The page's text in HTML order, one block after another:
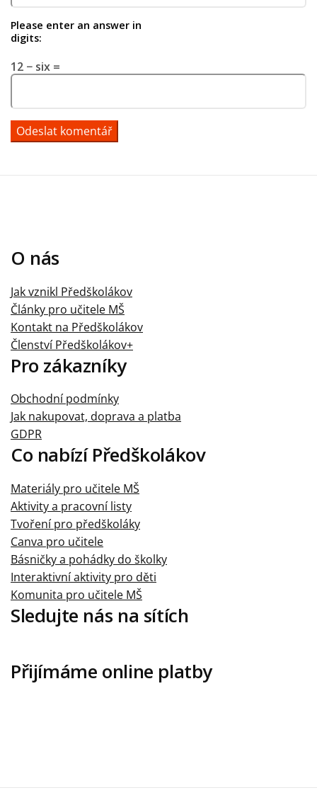
Please enter an answer in
digits:
12 − six =
O nás
Jak vznikl Předškolákov
Články pro učitele MŠ
Kontakt na Předškolákov
Členství Předškolákov+
Pro zákazníky
Obchodní podmínky
Jak nakupovat, doprava a platba
GDPR
Co nabízí Předškolákov
Materiály pro učitele MŠ
Aktivity a pracovní listy
Tvoření pro předškoláky
Canva pro učitele
Básničky a pohádky do školky
Interaktivní aktivity pro děti
Komunita pro učitele MŠ
Sledujte nás na sítích
Přijímáme online platby